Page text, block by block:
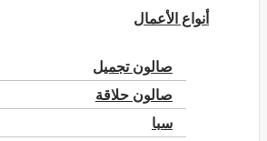
أنواع الأعمال
صالون تجميل
صالون حلاقة
سبا